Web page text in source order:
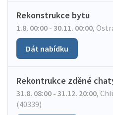
Rekonstrukce bytu
1.8. 00:00 - 30.11. 00:00,
Dát nabídku
Rekontrukce zděné
31.8. 08:00 - 31.12. 20:00,
(40339)